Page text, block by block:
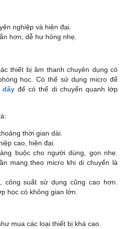
nghiệp và hiện đại.
hơn, dễ hư hỏng nhẹ.
thiết bị âm thanh chuyên dụng có
học. Có thể sử dụng micro để
dâyđể có thể di chuyển quanh lớp
thời gian dài.
cao, hiện đại.
buộc cho người dùng, gọn nhẹ.
mang theo micro khi di chuyển là
công suất sử dụng cũng cao hơn.
học có không gian lớn.
mua các loại thiết bị khá cao.